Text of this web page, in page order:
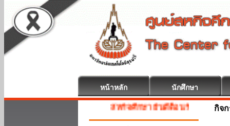
หน้าหลัก นักศึกษา
สหกิจศึกษา ยินดีต้อนรับ กิจ